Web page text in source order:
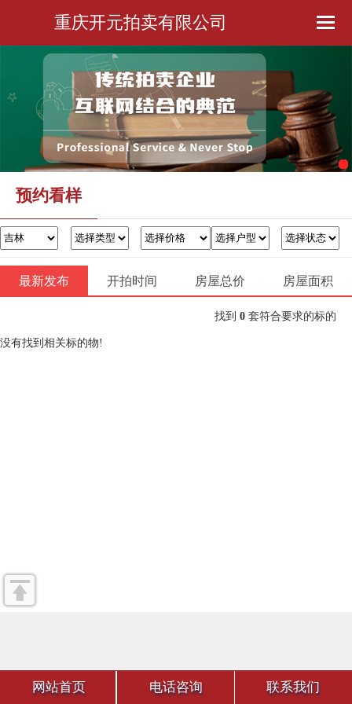
公司简介
预约看样
办证过户
联系我们
重庆开元拍卖有限公司
预约看样
最新发布 开拍时间 房屋总价 房屋面积
找到 0 套符合要求的标的
没有找到相关标的物!
网站首页 电话咨询 联系我们